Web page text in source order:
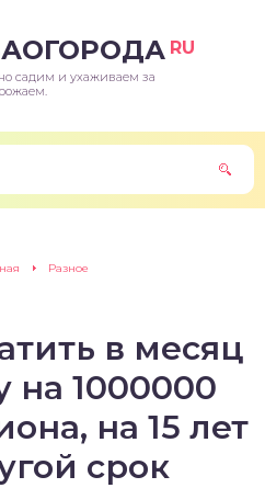
RU
садим и ухаживаем за
Разное
в месяц
на 1000000
на 15 лет
срок